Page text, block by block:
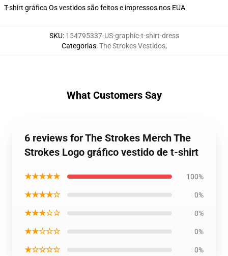
T-shirt gráfica Os vestidos são feitos e impressos nos EUA
SKU: 154795337-US-graphic-t-shirt-dress
Categorias:The Strokes Vestidos,
What Customers Say
6 reviews for The Strokes Merch The
Strokes Logo gráfico vestido de t-shirt
★★★★★ 100%
★★★★☆ 0%
★★★☆☆ 0%
★★☆☆☆ 0%
★☆☆☆☆ 0%